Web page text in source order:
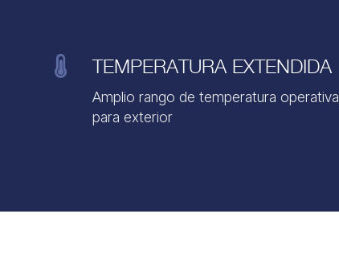
 TEMPERATURA EXTENDIDA
Amplio rango de temperatura operativa
para exterior